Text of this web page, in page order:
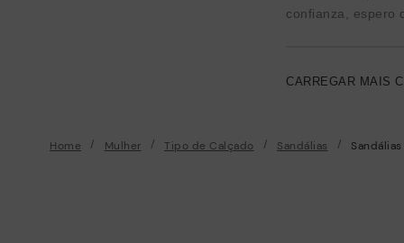
confianza, espero
CARREGAR MAIS
Home Mulher Tipo de Calçado Sandálias Sandálias